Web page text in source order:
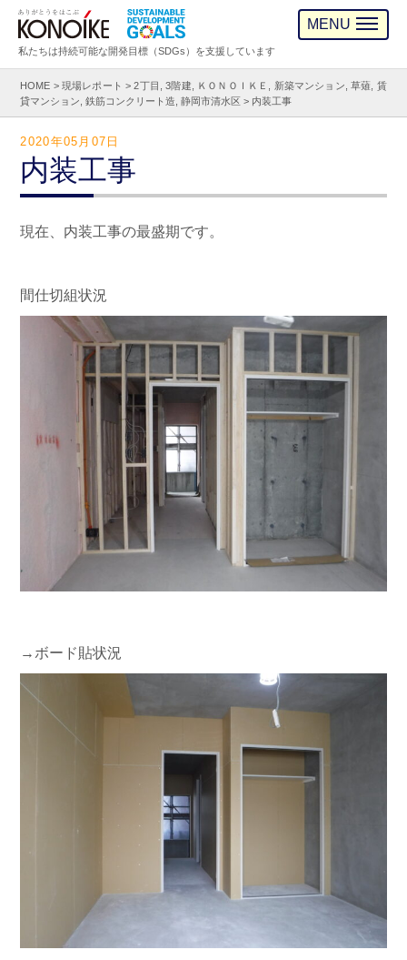
私たちは持続可能な開発目標（SDGs）を支援しています
MENU
HOME > 現場レポート >2丁目 ,3階建, ＫＯＮＯＩＫＥ , 新築マンション,草薙, 賃
貸マンション,鉄筋コンクリート造,静岡市清水区 > 内装工事
2020年05月07日
内装工事
現在、内装工事の最盛期です。
間仕切組状況
→ボード貼状況